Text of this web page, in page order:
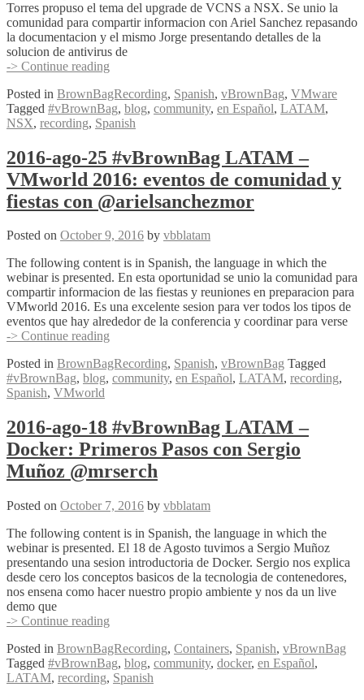
Torres propuso el tema del upgrade de VCNS a NSX. Se unio la
comunidad para compartir informacion con Ariel Sanchez repasando
la documentacion y el mismo Jorge presentando detalles de la
solucion de antivirus de
-> Continue reading
15
#vBrownBag
LATAM
Upgrade
VCNS
a
NSX
con
@J_Kolkes
@Elvers_Opinion
Posted in BrownBagRecording, Spanish, vBrownBag, VMware
Tagged #vBrownBag, blog, community, en Español, LATAM,
NSX, recording, Spanish
2016-ago-25 #vBrownBag LATAM –
VMworld 2016: eventos de comunidad y
fiestas con @arielsanchezmor
Posted on October 9, 2016 by vbblatam
The following content is in Spanish, the language in which the
webinar is presented. En esta oportunidad se unio la comunidad para
compartir informacion de las fiestas y reuniones en preparacion para
VMworld 2016. Es una excelente sesion para ver todos los tipos de
eventos que hay alrededor de la conferencia y coordinar para verse
-> Continue reading
25
#vBrownBag
VMworld
2016:
eventos
de
comunidad
fiestas
con
@arielsanchezmor
Posted in BrownBagRecording, Spanish, vBrownBag Tagged
#vBrownBag, blog, community, en Español, LATAM, recording,
Spanish, VMworld
2016-ago-18 #vBrownBag LATAM –
Docker: Primeros Pasos con Sergio
Muñoz @mrserch
Posted on October 7, 2016 by vbblatam
The following content is in Spanish, the language in which the
webinar is presented. El 18 de Agosto tuvimos a Sergio Muñoz
presentando una sesion introductoria de Docker. Sergio nos explica
desde cero los conceptos basicos de la tecnologia de contenedores,
nos ensena como hacer nuestro propio ambiente y nos da un live
demo que
-> Continue reading
18
#vBrownBag
LATAM
Posted in BrownBagRecording, Containers, Spanish, vBrownBag
Tagged #vBrownBag, blog, community, docker, en Español,
LATAM, recording, Spanish